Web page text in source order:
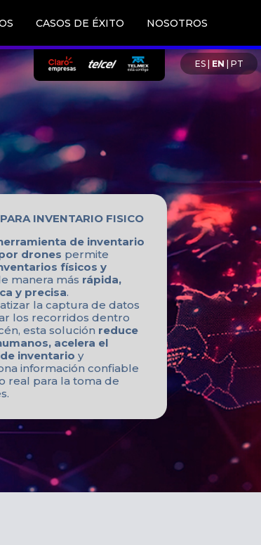
CASOS DE ÉXITO NOSOTROS
ES| EN PT
INVENTARIO FISICO
de inventario
drones permite
físicos y
manera más rápida,
y precisa.
la captura de datos
los recorridos dentro
esta solución reduce
acelera el
inventario y
información confiable
real para la toma de